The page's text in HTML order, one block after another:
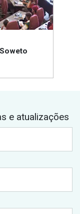
e atualizações